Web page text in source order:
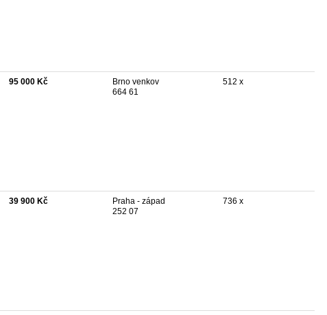
95 000 Kč
Brno venkov
664 61
512 x
39 900 Kč
Praha - západ
252 07
736 x